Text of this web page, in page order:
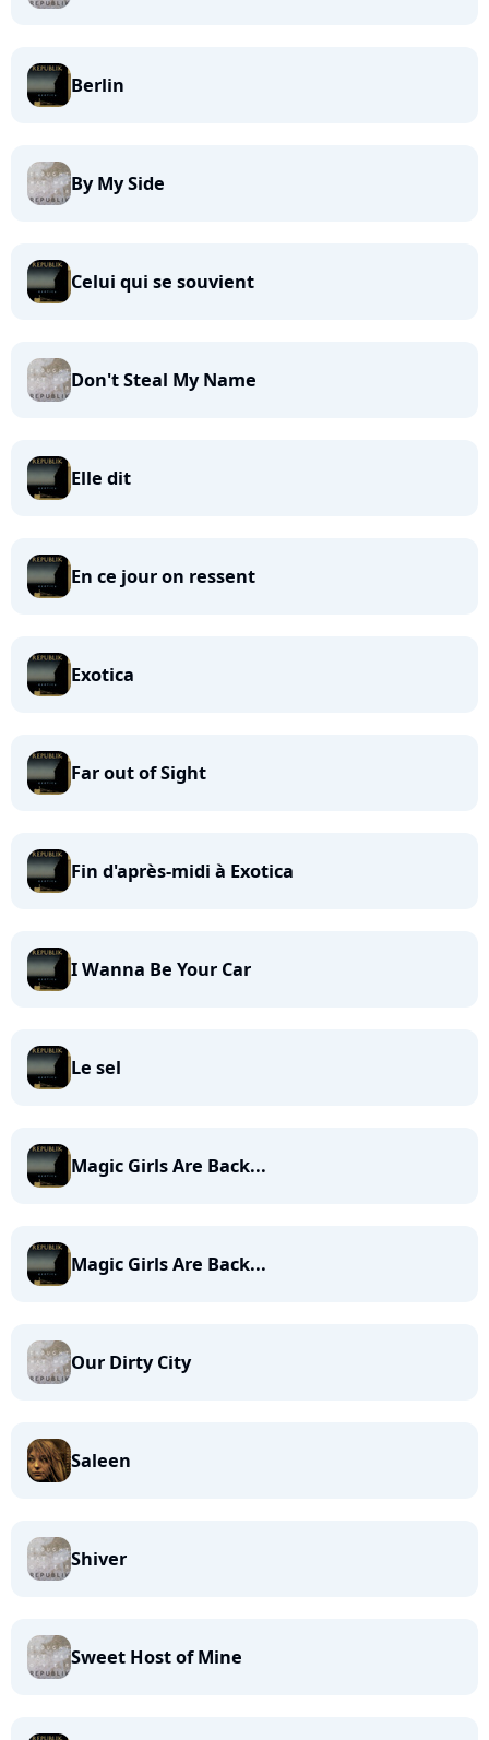
Berlin
By My Side
Celui qui se souvient
Don't Steal My Name
Elle dit
En ce jour on ressent
Exotica
Far out of Sight
Fin d'après-midi à Exotica
I Wanna Be Your Car
Le sel
Magic Girls Are Back...
Magic Girls Are Back...
Our Dirty City
Saleen
Shiver
Sweet Host of Mine